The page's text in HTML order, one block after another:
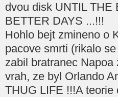
dvou disk UNTIL THE
BETTER DAYS ...!!!
Hohlo bejt zmineno o
pacove smrti (rikalo
zabil bratranec
vrah, ze byl Orlando
THUG LIFE !!!A